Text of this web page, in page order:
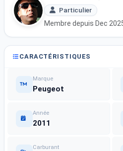
Particulier
Membre depuis Dec
CARACTÉRISTIQUES
Marque
Peugeot
Année
2011
Carburant